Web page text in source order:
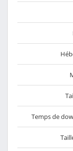
Temps de